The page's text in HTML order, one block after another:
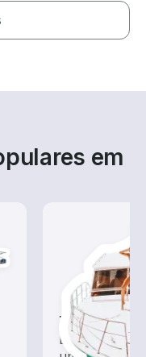
em
Tours
Explore as